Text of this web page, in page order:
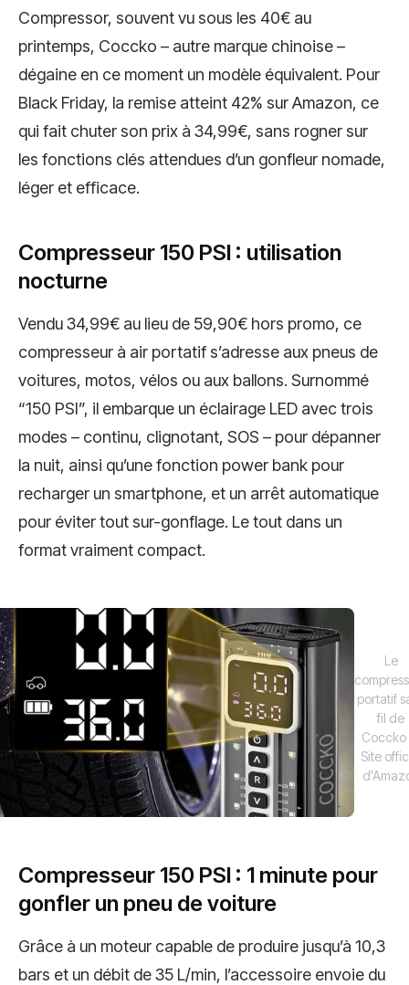
Compressor, souvent vu sous les 40€ au
printemps, Coccko – autre marque chinoise –
dégaine en ce moment un modèle équivalent. Pour
Black Friday, la remise atteint 42% sur Amazon, ce
qui fait chuter son prix à 34,99€, sans rogner sur
les fonctions clés attendues d’un gonfleur nomade,
léger et efficace.
Compresseur 150 PSI : utilisation
nocturne
Vendu 34,99€ au lieu de 59,90€ hors promo, ce
compresseur à air portatif s’adresse aux pneus de
voitures, motos, vélos ou aux ballons. Surnommé
“150 PSI”, il embarque un éclairage LED avec trois
modes – continu, clignotant, SOS – pour dépanner
la nuit, ainsi qu’une fonction power bank pour
recharger un smartphone, et un arrêt automatique
pour éviter tout sur-gonflage. Le tout dans un
format vraiment compact.
Le
portatif
fil de
Site
Compresseur 150 PSI : 1 minute pour
gonfler un pneu de voiture
Grâce à un moteur capable de produire jusqu’à 10,3
bars et un débit de 35 L/min, l’accessoire envoie du